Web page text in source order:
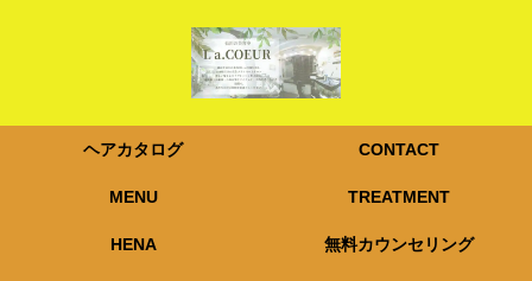
ヘアカタログ CONTACT
MENU TREATMENT
HENA 無料カウンセリング